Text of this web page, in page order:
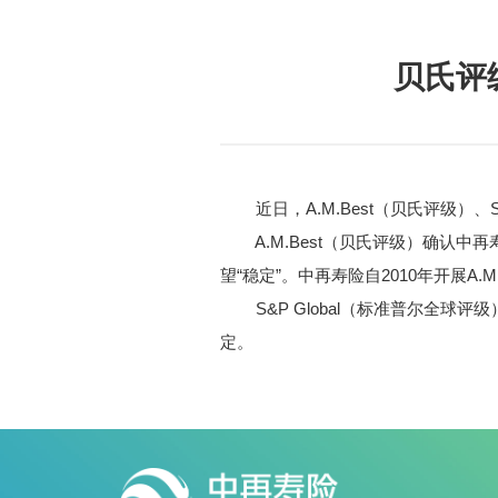
贝氏
近日，A.M.Best（ 贝氏评级）、
A.M.Best（贝氏评级） 确认中再
望“稳定”。 中再寿险自2010年开展
S&P Global（标准普尔全球评级
定。